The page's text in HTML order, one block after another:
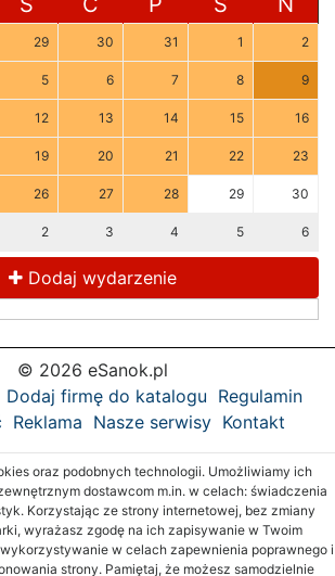
29 30 31 1 2
5 6 7 8 9
12 13 14 15 16
19 20 21 22 23
26 27 28 29 30
2 3 4 5 6
Dodaj wydarzenie
© 2026 eSanok.pl
Dodaj firmę do katalogu Regulamin
Reklama Nasze serwisy Kontakt
oraz podobnych technologii. Umożliwiamy ich
dostawcom m.in. w celach: świadczenia
Korzystając ze strony internetowej, bez zmiany
wyrażasz zgodę na ich zapisywanie w Twoim
w celach zapewnienia poprawnego i
strony. Pamiętaj, że możesz samodzielnie